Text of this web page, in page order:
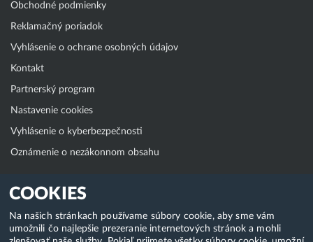
COOKIES
Na našich stránkach používame súbory cookie, aby sme vám
umožnili čo najlepšie prezeranie internetových stránok a mohli
Obchodné podmienky
Reklamačný poriadok
Vyhlásenie o ochrane osobných údajov
Kontakt
Partnerský program
Nastavenie cookies
Vyhlásenie o kyberbezpečnosti
Oznámenie o nezákonnom obsahu
Klientská zóna
WebAdmin
WebMail